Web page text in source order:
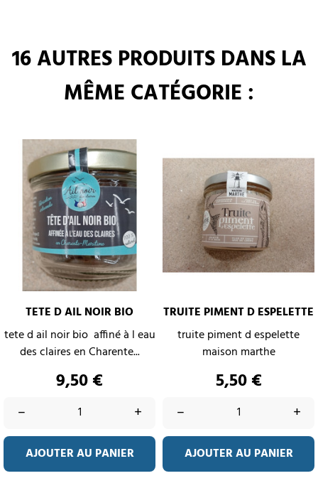
16 AUTRES PRODUITS DANS LA
MÊME CATÉGORIE :
TETE D AIL NOIR BIO
tete d ail noir bio affiné à l eau
des claires en Charente...
Prix
9,50 €
– +
AJOUTER AU PANIER
TRUITE PIMENT D ESPELETTE
truite piment d espelette
maison marthe
Prix
5,50 €
– +
AJOUTER AU PANIER